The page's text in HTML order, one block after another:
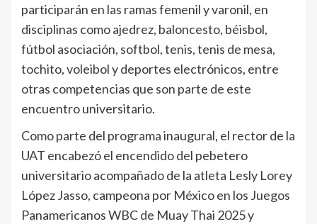
participarán en las ramas femenil y varonil, en
disciplinas como ajedrez, baloncesto, béisbol,
fútbol asociación, softbol, tenis, tenis de mesa,
tochito, voleibol y deportes electrónicos, entre
otras competencias que son parte de este
encuentro universitario.
Como parte del programa inaugural, el rector de la
UAT encabezó el encendido del pebetero
universitario acompañado de la atleta Lesly Lorey
López Jasso, campeona por México en los Juegos
Panamericanos WBC de Muay Thai 2025 y